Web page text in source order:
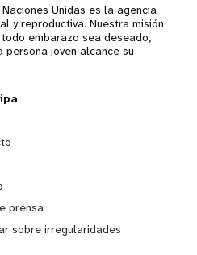
Unidas es la agencia
y reproductiva. Nuestra misión
embarazo sea deseado,
joven alcance su
prensa
sobre irregularidades